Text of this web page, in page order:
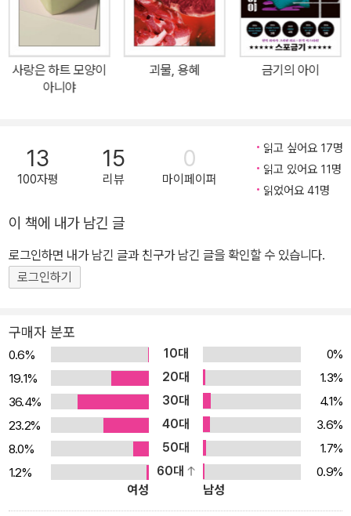
많은 임금을 누그러뜨린 존재가 하나 있었으니 다름 아닌 고양이다.
당대의 문인 김시민이 지은 〈금묘가〉라는 시에 묘사된 바에 따르면,
이 노란 고양이는 임금이 “금묘야.” 하고 부르면 제 이름을 안다는 듯
나타났다고 한다. 곁에 사람을 잘 두지 않는 임금과 한자리에 앉아 밥
는지 궁금해하지 않는다. 그야, 고양이는 귀여우니까. 사뿐사뿐 걸어
가 고개를 들어 잠깐 눈을 맞춘 것만으로도 충분했을 것이다. 《성은이
냥극하옵니다》의 독자들은 책장을 넘기기 시작한 지 얼마 되지 않아
임금이 ‘냥줍’을 감행한 순간을 간접 체험하게 된다. 임금 품에 안긴
적 음모와 추리 활극의 중심에서도 흐려지지 않는 존재감을 뽐내며
이야기에 사랑스러움을 더한다. 선한 이들이 안겨 주는 편안한 웃음
세 욕심에 임금의 고양이를 찾아 나섰다가 빈민촌 사람들과 어울리게
되면서 그들의 삶에 스며드는 전직 포교 변상벽, 변상벽의 가짜 무용
담과 가짜 병법서를 시종일관 진지하게 받아들이며 포졸이 되기 위해
정진하는 노비 쪼깐이, 도성 내 빈민촌에서 가족을 잃은 아이들과 떠
도는 고양이들을 돌보는 묘마마 등 주인공 일행을 비롯한 등장인물
대부분은 타인에 대한 연민, 더 나은 자신이 되고 싶다는 소망을 마음
속 중심에 두고 있다. 이들이 잊을 만하면 허술한 언행을 보여도 비웃
기보다 따뜻한 시선으로 바라보게 되는 것은 그래서다. 선한 인물들
사랑은 하트 모양이
아니야
괴물, 용혜 금기의 아이
13
100자평
15
리뷰
0
마이페이퍼
읽고 싶어요 17명
읽고 있어요 11명
읽었어요 41명
이 책에 내가 남긴 글
로그인하면 내가 남긴 글과 친구가 남긴 글을 확인할 수 있습니다.
로그인하기
구매자 분포
0.6% 10대
0%
19.1%
20대
1.3%
36.4%
30대
4.1%
23.2%
40대
3.6%
8.0%
50대
1.7%
1.2%
60대
0.9%
여성
남성